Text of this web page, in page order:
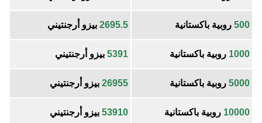
500 روبية باكستانية 2695.5 بيزو أرجنتيني
1000 روبية باكستانية 5391 بيزو أرجنتيني
5000 روبية باكستانية 26955 بيزو أرجنتيني
10000 روبية باكستانية 53910 بيزو أرجنتيني